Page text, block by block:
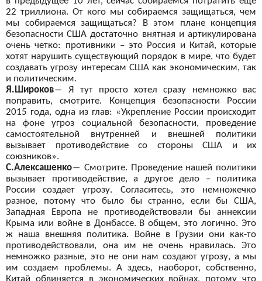
22 триллиона. От кого мы собираемся защищаться, чем
мы
собираемся защищаться? В этом плане концепция
безопасности США достаточно внятная и артикулирована
очень четко: противники – это Россия и Китай, которые
хотят нарушить существующий порядок в мире, что будет
создавать угрозу интересам США как экономическим, так
и политическим.
Я.Широков― Я
тут просто хотел сразу немножко вас
поправить, смотрите. Концепция безопасности России
2015 года, одна из глав: «Укрепление России происходит
на
фоне угроз социальной безопасности, проведение
самостоятельной внутренней и
внешней политики
вызывает противодействие со
стороны США и
их
союзников».
С.Алексашенко― Смотрите. Проведение нашей политики
вызывает противодействие, а
другое дело – политика
России создает угрозу. Согласитесь, это немножечко
разное, потому что было бы
странно, если бы
США,
Западная Европа не
противодействовали бы
аннексии
Крыма или войне в Донбассе. В общем, это логично. Это
ж наша внешняя политика. Войне в
Грузии они как-то
противодействовали, она им
не очень нравилась. Это
немножко разные, это не они нам создают угрозу, а мы
им
создаем проблемы. А здесь, наоборот, собственно,
Китай обвиняется в экономических войнах, потому что